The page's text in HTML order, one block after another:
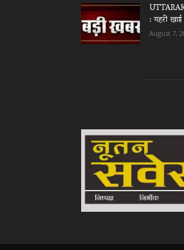
: गहरी
August 7,